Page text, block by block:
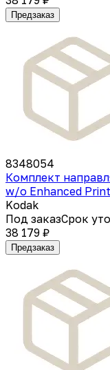
Предзаказ
8348054
Комплект
w/o Enhanced
Kodak
Под заказСрок
38 179 ₽
Предзаказ